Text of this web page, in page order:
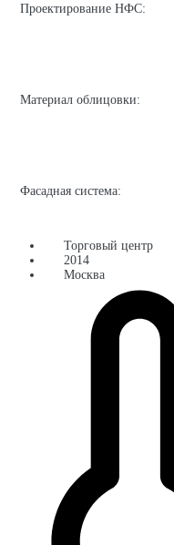
Проектирование НФС:
Материал облицовки:
Фасадная система:
Торговый центр
2014
Москва